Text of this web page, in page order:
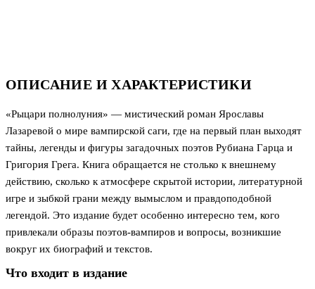
ОПИСАНИЕ И ХАРАКТЕРИСТИКИ
«Рыцари полнолуния» — мистический роман Ярославы
Лазаревой о мире вампирской саги, где на первый план выходят
тайны, легенды и фигуры загадочных поэтов Рубиана Гарца и
Григория Грега. Книга обращается не столько к внешнему
действию, сколько к атмосфере скрытой истории, литературной
игре и зыбкой грани между вымыслом и правдоподобной
легендой. Это издание будет особенно интересно тем, кого
привлекали образы поэтов-вампиров и вопросы, возникшие
вокруг их биографий и текстов.
Что входит в издание